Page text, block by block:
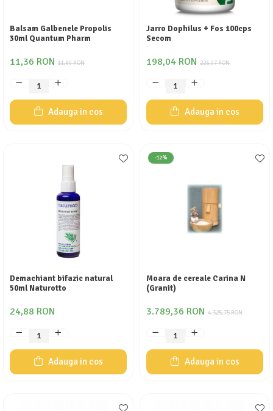
Magneziu
Fier
Multiminerale
Balsam Galbenele Propolis
30ml Quantum Pharm
11,80 RON
11,36 RON
Adauga in cos
Jarro Dophilus + Fos 100cps
Secom
226,07 RON
198,04 RON
Adauga in cos
Demachiant bifazic natural
50ml Naturotto
24,88 RON
Adauga in cos
-12%
Moara de cereale Carina N
(Granit)
4.325,75 RON
3.789,36 RON
Adauga in cos